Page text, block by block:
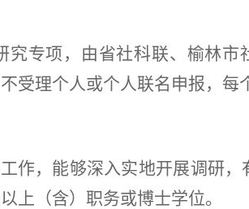
究专项，由省社科联、榆林
受理个人或个人联名申报，每
作，能够深入实地开展调研
上 （含） 职务或博士学位。